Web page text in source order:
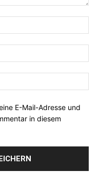
E-Mail-Adresse und
in diesem